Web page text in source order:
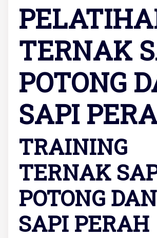
TERNAK
POTONG
SAPI
TRAINING
TERNAK
POTONG DAN
SAPI PERAH